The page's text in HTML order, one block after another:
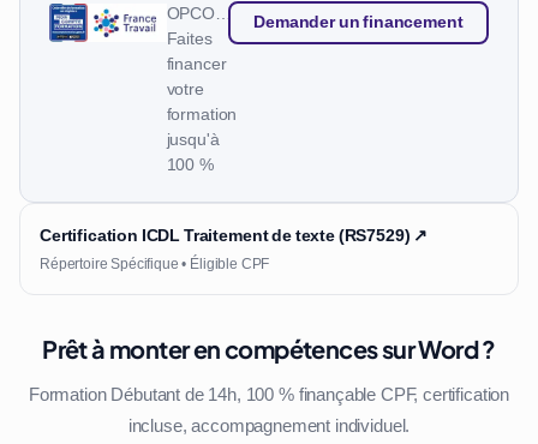
OPCO…
Faites
financer
votre
formation
jusqu'à
100 %
Demander un financement
Certification ICDL Traitement de texte (RS7529) ↗
Répertoire Spécifique • Éligible CPF
Prêt à monter en compétences sur Word ?
Formation Débutant de 14h, 100 % finançable CPF, certification
incluse, accompagnement individuel.